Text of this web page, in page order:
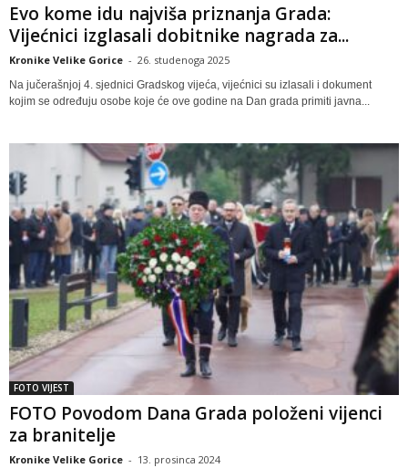
Evo kome idu najviša priznanja Grada:
Vijećnici izglasali dobitnike nagrada za...
Kronike Velike Gorice - 26. studenoga 2025
Na jučerašnjoj 4. sjednici Gradskog vijeća, vijećnici su izlasali i dokument
kojim se određuju osobe koje će ove godine na Dan grada primiti javna...
FOTO VIJEST
FOTO Povodom Dana Grada položeni vijenci
za branitelje
Kronike Velike Gorice - 13. prosinca 2024